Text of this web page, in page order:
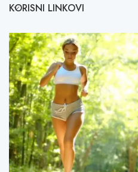
KORISNI LINKOVI